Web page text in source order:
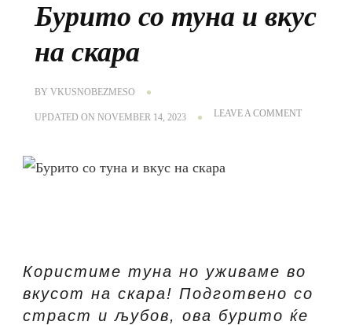
Бурито со туна и вкус
на скара
BY VKUSNOBEZMESO
UPDATED ON NOVEMBER 14, 2023 LEAVE A COMMENTON
Користиме туна но уживаме во
вкусот на скара! Подготвено со
страст и љубов, ова бурито ќе